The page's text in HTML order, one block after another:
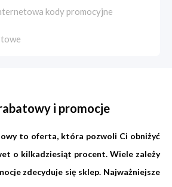
kody promocyjne
i promocje
to oferta, która pozwoli Ci obniżyć
o kilkadziesiąt procent. Wiele zależy
zdecyduje się sklep. Najważniejsze